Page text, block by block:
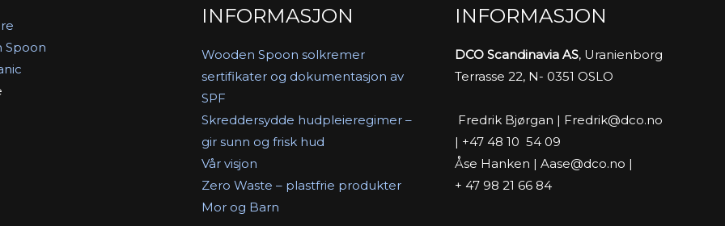
Spoon
INFORMASJON
Wooden Spoon solkremer
sertifikater og dokumentasjon av
SPF
Skreddersydde hudpleieregimer –
gir sunn og frisk hud
Vår visjon
Zero Waste – plastfrie produkter
Mor og Barn
INFORMASJON
DCO Scandinavia AS, Uranienborg
Terrasse 22, N- 0351 OSLO
Fredrik Bjørgan | Fredrik@dco.no
| +47 48 10 54 09
Åse Hanken | Aase@dco.no |
+ 47 98 21 66 84